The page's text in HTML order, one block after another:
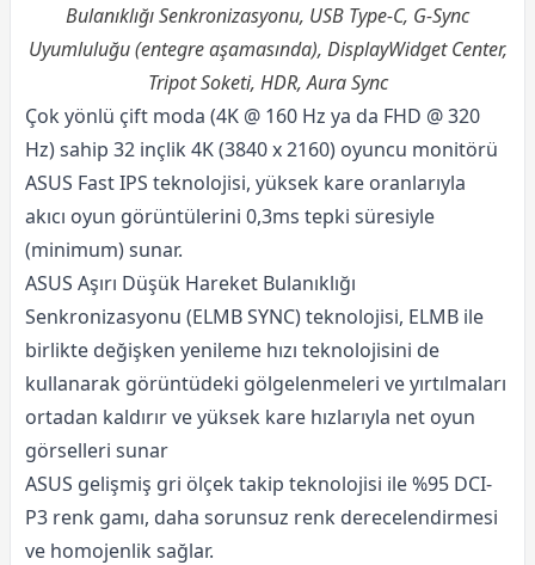
Bulanıklığı Senkronizasyonu, USB Type-C, G-Sync
Uyumluluğu (entegre aşamasında), DisplayWidget Center,
Tripot Soketi, HDR, Aura Sync
Çok yönlü çift moda (4K @ 160 Hz ya da FHD @ 320
Hz) sahip 32 inçlik 4K (3840 x 2160) oyuncu monitörü
ASUS Fast IPS teknolojisi, yüksek kare oranlarıyla
akıcı oyun görüntülerini 0,3ms tepki süresiyle
(minimum) sunar.
ASUS Aşırı Düşük Hareket Bulanıklığı
Senkronizasyonu (ELMB SYNC) teknolojisi, ELMB ile
birlikte değişken yenileme hızı teknolojisini de
kullanarak görüntüdeki gölgelenmeleri ve yırtılmaları
ortadan kaldırır ve yüksek kare hızlarıyla net oyun
görselleri sunar
ASUS gelişmiş gri ölçek takip teknolojisi ile %95 DCI-
P3 renk gamı, daha sorunsuz renk derecelendirmesi
ve homojenlik sağlar.